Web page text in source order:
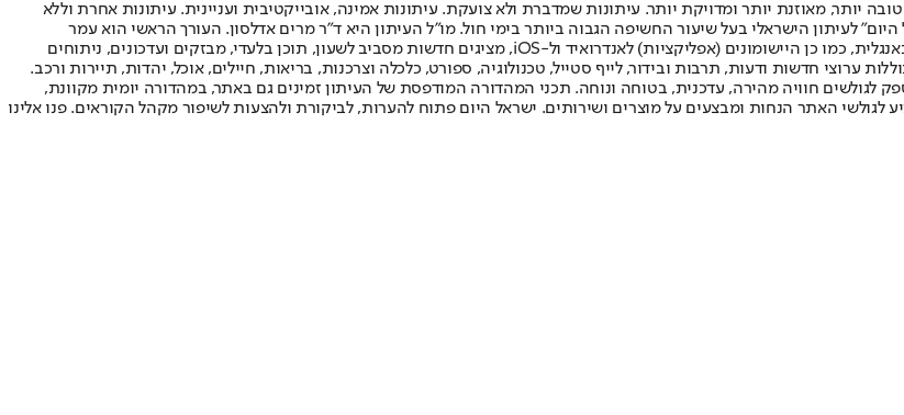
יותר, מאוזנת יותר ומדויקת יותר. עיתונות שמדברת ולא צועקת. עיתונות אמינה, אובייקטיבית ועניינית. עיתונות אחרת וללא
הראשונה פורסמה ב-30 ביולי 2007, וב-2010 הפך "ישראל היום" לעיתון הישראלי בעל שיעור החשיפה הגבוה ביותר בימי חול. מו"ל העיתון היא ד"ר מרים אדלסון. העורך הראשי הוא עמר
לחמנוביץ, והעורך המייסד הוא עמוס רגב. אתרי האינטרנט של "ישראל היום" בעברית ובאנגלית, כמו כן היישומונים (אפליקציות) לאנדרואיד ול-iOS, מציגים חדשות מסביב לשעון, תוכן בלעדי, מבזקים ועדכונים, ניתוחים
ערוצי חדשות ודעות, תרבות ובידור, לייף סטייל, טכנולוגיה, ספורט, כלכלה וצרכנות, בריאות, חיילים, אוכל, יהדות, תיירות ורכב.
לגולשים חוויה מהירה, עדכנית, בטוחה ונוחה. תכני המהדורה המודפסת של העיתון זמינים גם באתר, במהדורה יומית מקוונת,
לגולשי האתר הנחות ומבצעים על מוצרים ושירותים. ישראל היום פתוח להערות, לביקורת ולהצעות לשיפור מקהל הקוראים. פנו אלינו